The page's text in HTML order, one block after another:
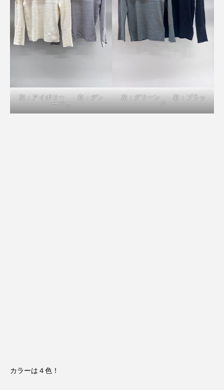
左：アイボリー 右：グレ
ージュ
左：グリーン 右：ブラッ
ク
カラーは４色！